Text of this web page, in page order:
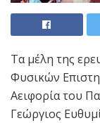
Τα μέλη της
Φυσικών
Αειφορία του
Γεώργιος